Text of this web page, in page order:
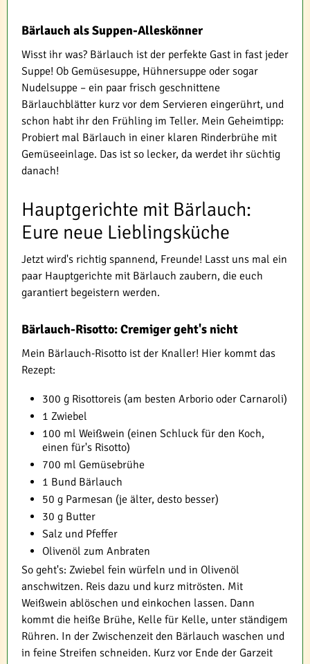
Bärlauch als Suppen-Alleskönner
Wisst ihr was? Bärlauch ist der perfekte Gast in fast jeder
Suppe! Ob Gemüsesuppe, Hühnersuppe oder sogar
Nudelsuppe – ein paar frisch geschnittene
Bärlauchblätter kurz vor dem Servieren eingerührt, und
schon habt ihr den Frühling im Teller. Mein Geheimtipp:
Probiert mal Bärlauch in einer klaren Rinderbrühe mit
Gemüseeinlage. Das ist so lecker, da werdet ihr süchtig
danach!
Hauptgerichte mit Bärlauch:
Eure neue Lieblingsküche
Jetzt wird's richtig spannend, Freunde! Lasst uns mal ein
paar Hauptgerichte mit Bärlauch zaubern, die euch
garantiert begeistern werden.
Bärlauch-Risotto: Cremiger geht's nicht
Mein Bärlauch-Risotto ist der Knaller! Hier kommt das
Rezept:
300 g Risottoreis (am besten Arborio oder Carnaroli)
1 Zwiebel
100 ml Weißwein (einen Schluck für den Koch,
einen für's Risotto)
700 ml Gemüsebrühe
1 Bund Bärlauch
50 g Parmesan (je älter, desto besser)
30 g Butter
Salz und Pfeffer
Olivenöl zum Anbraten
So geht's: Zwiebel fein würfeln und in Olivenöl
anschwitzen. Reis dazu und kurz mitrösten. Mit
Weißwein ablöschen und einkochen lassen. Dann
kommt die heiße Brühe, Kelle für Kelle, unter ständigem
Rühren. In der Zwischenzeit den Bärlauch waschen und
in feine Streifen schneiden. Kurz vor Ende der Garzeit